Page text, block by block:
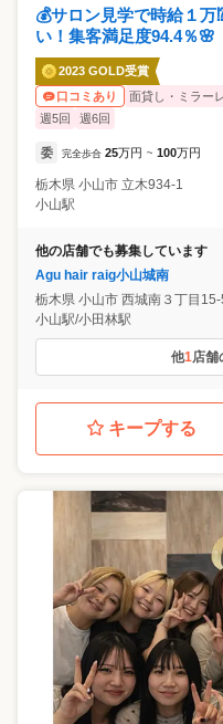
💰サロン見学で時給１万
い！集客満足度94.4％🌸
2023 GOLD受賞
口コミあり
面貸し・ミラー
週5回
週6回
委 完全歩合 25万円 ~ 100万円
栃木県 小山市 立木934-1
小山駅
他の店舗でも募集しています
Agu hair raig小山城南
栃木県 小山市 西城南３丁目
小山駅/小田林駅
他1店舗
キープする